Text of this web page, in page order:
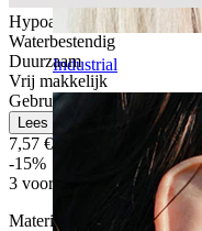
Industrial
Hypoallergeen
Waterbestendig
Duurzaam
Vrij makkelijk
Gebruik voor af en toe
Lees meer
7,57 €8,90 €
-15%
3 voor 2
Materiaal:
PTFE